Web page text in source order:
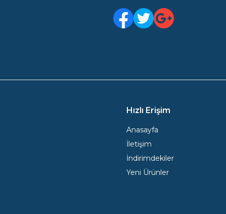
Facebook
TwitterGoogle Plus
Hızlı Erişim
Anasayfa
İletişim
İndirimdekiler
Yeni Ürünler